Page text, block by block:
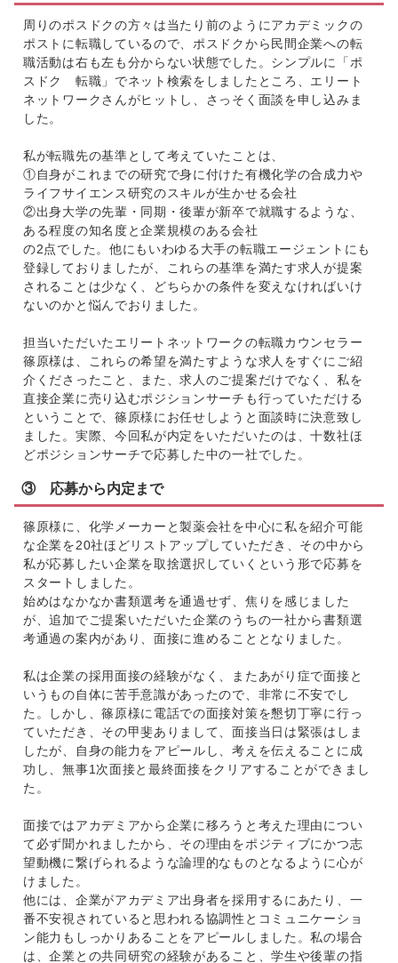
周りのポスドクの方々は当たり前のようにアカデミックの
ポストに転職しているので、ポスドクから民間企業への転
職活動は右も左も分からない状態でした。シンプルに「ポ
スドク 転職」でネット検索をしましたところ、エリート
ネットワークさんがヒットし、さっそく面談を申し込みま
した。
私が転職先の基準として考えていたことは、
①自身がこれまでの研究で身に付けた有機化学の合成力や
ライフサイエンス研究のスキルが生かせる会社
②出身大学の先輩・同期・後輩が新卒で就職するような、
ある程度の知名度と企業規模のある会社
の2点でした。他にもいわゆる大手の転職エージェントにも
登録しておりましたが、これらの基準を満たす求人が提案
されることは少なく、どちらかの条件を変えなければいけ
ないのかと悩んでおりました。
担当いただいたエリートネットワークの転職カウンセラー
篠原様は、これらの希望を満たすような求人をすぐにご紹
介くださったこと、また、求人のご提案だけでなく、私を
直接企業に売り込むポジションサーチも行っていただける
ということで、篠原様にお任せしようと面談時に決意致し
ました。実際、今回私が内定をいただいたのは、十数社ほ
どポジションサーチで応募した中の一社でした。
③ 応募から内定まで
篠原様に、化学メーカーと製薬会社を中心に私を紹介可能
な企業を20社ほどリストアップしていただき、その中から
私が応募したい企業を取捨選択していくという形で応募を
スタートしました。
始めはなかなか書類選考を通過せず、焦りを感じました
が、追加でご提案いただいた企業のうちの一社から書類選
考通過の案内があり、面接に進めることとなりました。
私は企業の採用面接の経験がなく、またあがり症で面接と
いうもの自体に苦手意識があったので、非常に不安でし
た。しかし、篠原様に電話での面接対策を懇切丁寧に行っ
ていただき、その甲斐ありまして、面接当日は緊張はしま
したが、自身の能力をアピールし、考えを伝えることに成
功し、無事1次面接と最終面接をクリアすることができまし
た。
面接ではアカデミアから企業に移ろうと考えた理由につい
て必ず聞かれましたから、その理由をポジティブにかつ志
望動機に繋げられるような論理的なものとなるように心が
けました。
他には、企業がアカデミア出身者を採用するにあたり、一
番不安視されていると思われる協調性とコミュニケーショ
ン能力もしっかりあることをアピールしました。私の場合
は、企業との共同研究の経験があること、学生や後輩の指